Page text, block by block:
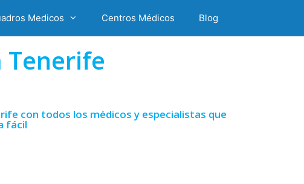
Medicos Centros Médicos Blog
Tenerife
con todos los médicos y especialistas que
fácil